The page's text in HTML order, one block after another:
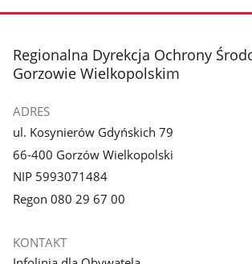
zdjęcie
galerii.
zdjęcie
galerii.
stopka
Regionalna Dyrekcja Ochrony
Gorzowie Wielkopolskim
ADRES
ul. Kosynierów Gdyńskich 79
66-400 Gorzów Wielkopolski
NIP 5993071484
Regon 080 29 67 00
KONTAKT